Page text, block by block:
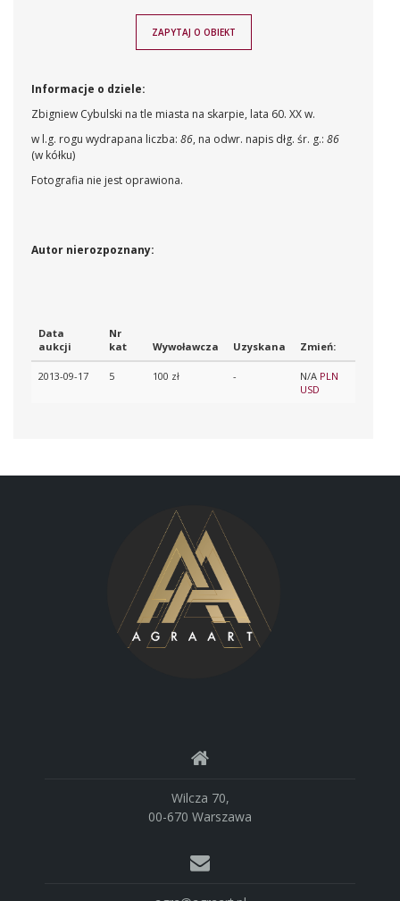
ZAPYTAJ O OBIEKT
Informacje o dziele:
Zbigniew Cybulski na tle miasta na skarpie, lata 60. XX w.
w l.g. rogu wydrapana liczba: 86, na odwr. napis dłg. śr. g.: 86
(w kółku)
Fotografia nie jest oprawiona.
Autor nierozpoznany:
Data
aukcji
Nr
kat
Wywoławcza Uzyskana Zmień:
2013-09-17 5 100 zł - N/A PLN
USD
Wilcza 70,
00-670 Warszawa